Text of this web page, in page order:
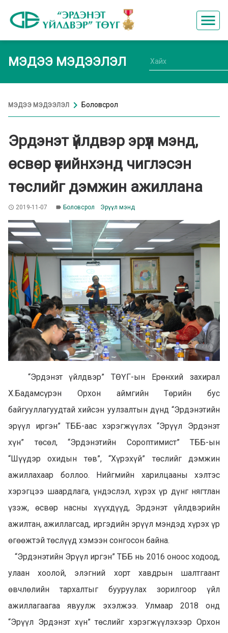
menu
МЭДЭЭ МЭДЭЭЛЭЛ
МЭДЭЭ МЭДЭЭЛЭЛ chevron_right Боловсрол
Эрдэнэт үйлдвэр эрүүл мэнд,
өсвөр үеийнхэнд чиглэсэн
төслийг дэмжин ажиллана
access_time 2019-11-07 label Боловсрол Эрүүл мэнд
“Эрдэнэт үйлдвэр” ТӨҮГ-ын Ерөнхий захирал
Х.Бадамсүрэн Орхон аймгийн Төрийн бус
байгууллагуудтай хийсэн уулзалтын дүнд “Эрдэнэтийн
эрүүл иргэн” ТББ-аас хэрэгжүүлэх “Эрүүл Эрдэнэт
хүн” төсөл, “Эрдэнэтийн Сороптимист” ТББ-ын
“Шүүдэр охидын төв”, “Хүрэхүй” төслийг дэмжин
ажиллахаар боллоо. Нийгмийн харилцааны хэлтэс
хэрэгцээ шаардлага, үндэслэл, хүрэх үр дүнг нягтлан
үзэж, өсвөр насны хүүхдүүд, Эрдэнэт үйлдвэрийн
ажилтан, ажиллагсад, иргэдийн эрүүл мэндэд хүрэх үр
өгөөжтэй төслүүд хэмээн сонгосон байна.
“Эрдэнэтийн Эрүүл иргэн” ТББ нь 2016 оноос ходоод,
улаан хоолой, элэгний хорт хавдрын шалтгаант
өвчлөлийн тархалтыг бууруулах зорилгоор үйл
ажиллагаагаа явуулж эхэлжээ. Улмаар 2018 онд
“Эрүүл Эрдэнэт хүн” төслийг хэрэгжүүлэхээр Орхон